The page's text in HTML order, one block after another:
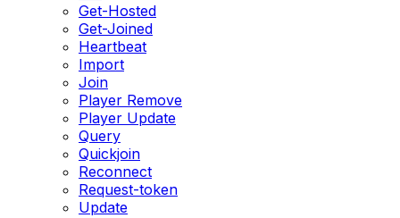
Get-Hosted
Get-Joined
Heartbeat
Import
Join
Player Remove
Player Update
Query
Quickjoin
Reconnect
Request-token
Update